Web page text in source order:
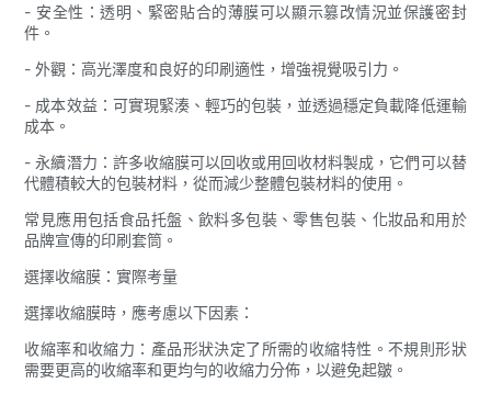
- 安全性：透明、緊密貼合的薄膜可以顯示篡改情況並保護密封
件。
- 外觀：高光澤度和良好的印刷適性，增強視覺吸引力。
- 成本效益：可實現緊湊、輕巧的包裝，並透過穩定負載降低運輸
成本。
- 永續潛力：許多收縮膜可以回收或用回收材料製成，它們可以替
代體積較大的包裝材料，從而減少整體包裝材料的使用。
常見應用包括食品托盤、飲料多包裝、零售包裝、化妝品和用於
品牌宣傳的印刷套筒。
選擇收縮膜：實際考量
選擇收縮膜時，應考慮以下因素：
收縮率和收縮力：產品形狀決定了所需的收縮特性。不規則形狀
需要更高的收縮率和更均勻的收縮力分佈，以避免起皺。